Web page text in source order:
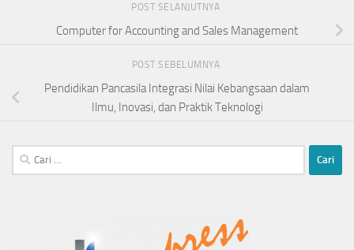
POST SELANJUTNYA
Computer for Accounting and Sales Management
POST SEBELUMNYA
Pendidikan Pancasila Integrasi Nilai Kebangsaan dalam
Ilmu, Inovasi, dan Praktik Teknologi
Cari
untuk: